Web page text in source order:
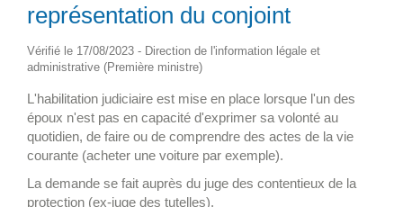
représentation du conjoint
Vérifié le 17/08/2023 - Direction de l'information légale et
administrative (Première ministre)
L'habilitation judiciaire est mise en place lorsque l'un des
époux n'est pas en capacité d'exprimer sa volonté au
quotidien, de faire ou de comprendre des actes de la vie
courante (acheter une voiture par exemple).
La demande se fait auprès du juge des contentieux de la
protection (ex-juge des tutelles).